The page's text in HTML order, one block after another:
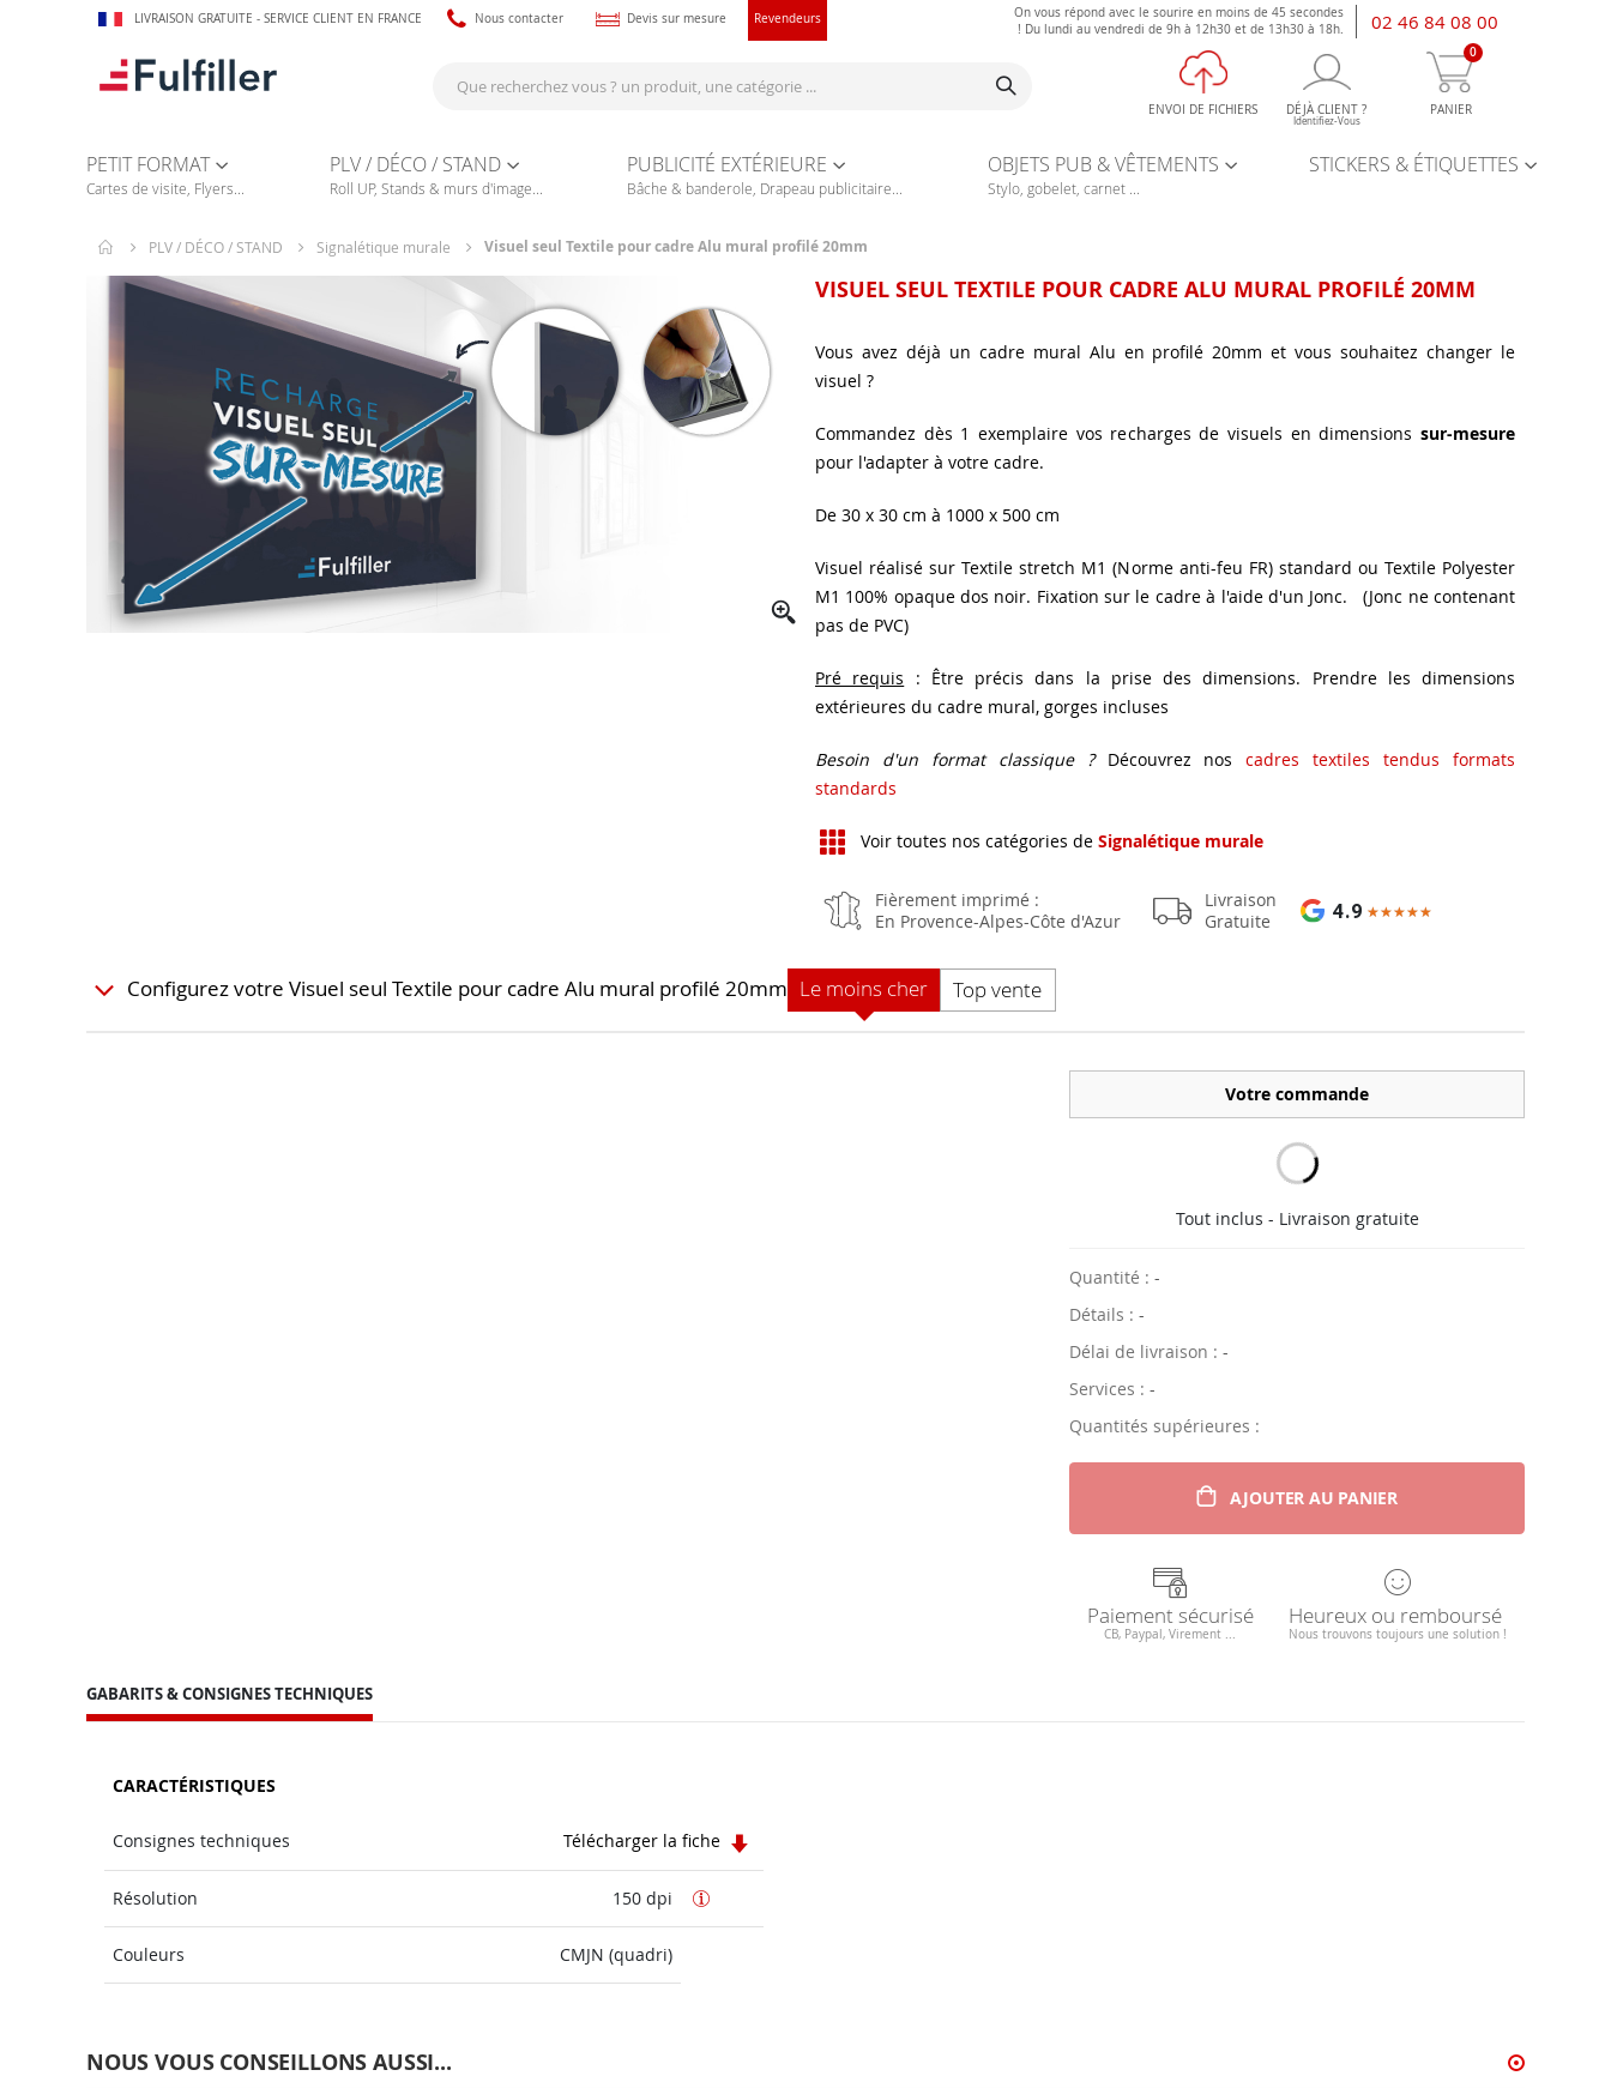
LIVRAISON GRATUITE - SERVICE CLIENT EN FRANCE Nous contacter Devis sur mesure Revendeurs
On vous répond avec le sourire en moins de 45 secondes
! Du lundi au vendredi de 9h à 12h30 et de 13h30 à 18h.
02 46 84 08 00
ENVOI DE FICHIERS DÉJÀ CLIENT ?
Identifiez-Vous
0
PANIER
PETIT FORMAT
Cartes de visite, Flyers...
PLV / DÉCO / STAND
Roll UP, Stands & murs d'image...
PUBLICITÉ EXTÉRIEURE
Bâche & banderole, Drapeau publicitaire...
OBJETS PUB & VÊTEMENTS
Stylo, gobelet, carnet ...
STICKERS & ÉTIQUETTES
PLV / DÉCO / STAND Signalétique murale Visuel seul Textile pour cadre Alu mural profilé 20mm
VISUEL SEUL TEXTILE POUR CADRE ALU MURAL PROFILÉ 20MM
Vous avez déjà un cadre mural Alu en profilé 20mm et vous souhaitez changer le
visuel ?
Commandez dès 1 exemplaire vos recharges de visuels en dimensions sur-mesure
pour l'adapter à votre cadre.
De 30 x 30 cm à 1000 x 500 cm
Visuel réalisé sur Textile stretch M1 (Norme anti-feu FR) standard ou Textile Polyester
M1 100% opaque dos noir. Fixation sur le cadre à l'aide d'un Jonc. (Jonc ne contenant
pas de PVC)
Pré requis : Être précis dans la prise des dimensions. Prendre les dimensions
extérieures du cadre mural, gorges incluses
Besoin d'un format classique ?Découvrez noscadres textiles tendus formats
standards
Voir toutes nos catégories deSignalétique murale
Fièrement imprimé :
En Provence-Alpes-Côte d'Azur
Livraison
Gratuite
4.9 ★★★★★
★★★★★
Configurez votre Visuel seul Textile pour cadre Alu mural profilé 20mm Le moins cher Top vente
Votre commande
Tout inclus - Livraison gratuite
Quantité : -
Détails : -
Délai de livraison : -
Services : -
Quantités supérieures :
AJOUTER AU PANIER
Paiement sécurisé
CB, Paypal, Virement ...
Heureux ou remboursé
Nous trouvons toujours une solution !
GABARITS & CONSIGNES TECHNIQUES
CARACTÉRISTIQUES
Consignes techniques Télécharger la fiche
Résolution 150 dpi
Couleurs CMJN (quadri)
NOUS VOUS CONSEILLONS AUSSI...